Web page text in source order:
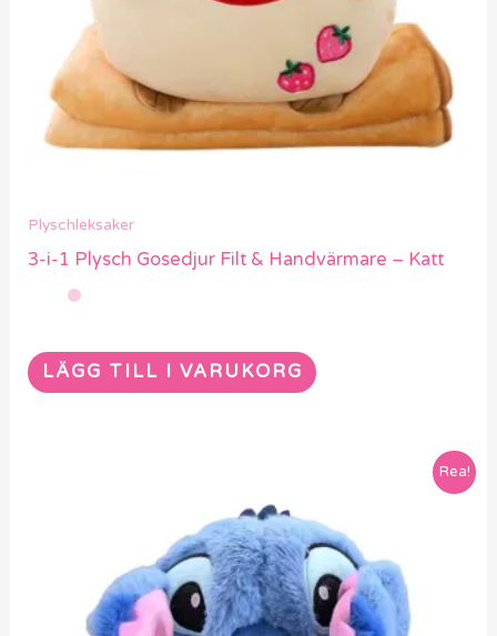
Plyschleksaker
3-i-1 Plysch Gosedjur Filt & Handvärmare – Katt
LÄGG TILL I VARUKORG
Rea!